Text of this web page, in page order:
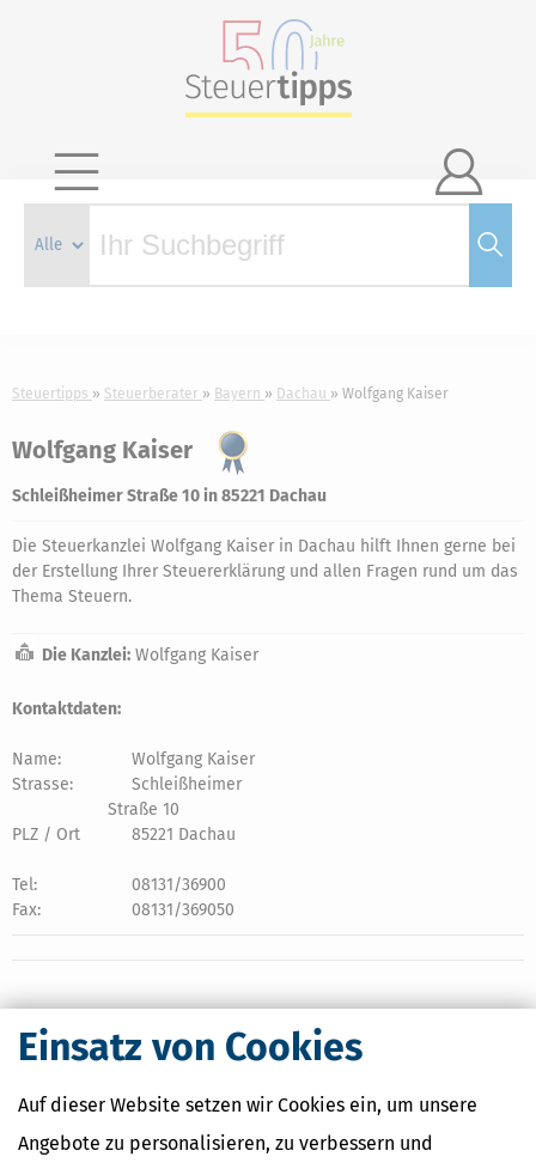
Einsatz von Cookies
Auf dieser Website setzen wir Cookies ein, um unsere
Angebote zu personalisieren, zu verbessern und

Steuertipps Steuerberater Bayern Dachau Wolfgang Kaiser
Wolfgang Kaiser
Schleißheimer Straße 10 in 85221 Dachau
Die Steuerkanzlei Wolfgang Kaiser in Dachau hilft Ihnen gerne bei
der Erstellung Ihrer Steuererklärung und allen Fragen rund um das
Thema Steuern.
Die Kanzlei: Wolfgang Kaiser
Kontaktdaten:
Name:
Wolfgang Kaiser
Strasse:
Schleißheimer
Straße 10
PLZ / Ort
85221 Dachau
Tel:
08131/36900
Fax:
08131/369050